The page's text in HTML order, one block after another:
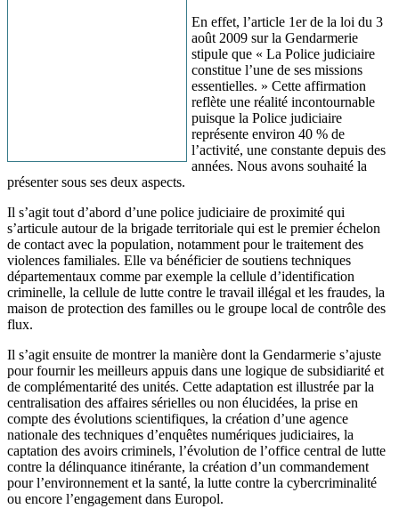
En effet, l’article 1er de la loi du 3
août 2009 sur la Gendarmerie
stipule que « La Police judiciaire
constitue l’une de ses missions
essentielles. » Cette affirmation
reflète une réalité incontournable
puisque la Police judiciaire
représente environ 40 % de
l’activité, une constante depuis des
années. Nous avons souhaité la
présenter sous ses deux aspects.
Il s’agit tout d’abord d’une police judiciaire de proximité qui
s’articule autour de la brigade territoriale qui est le premier échelon
de contact avec la population, notamment pour le traitement des
violences familiales. Elle va bénéficier de soutiens techniques
départementaux comme par exemple la cellule d’identification
criminelle, la cellule de lutte contre le travail illégal et les fraudes, la
maison de protection des familles ou le groupe local de contrôle des
flux.
Il s’agit ensuite de montrer la manière dont la Gendarmerie s’ajuste
pour fournir les meilleurs appuis dans une logique de subsidiarité et
de complémentarité des unités. Cette adaptation est illustrée par la
centralisation des affaires sérielles ou non élucidées, la prise en
compte des évolutions scientifiques, la création d’une agence
nationale des techniques d’enquêtes numériques judiciaires, la
captation des avoirs criminels, l’évolution de l’office central de lutte
contre la délinquance itinérante, la création d’un commandement
pour l’environnement et la santé, la lutte contre la cybercriminalité
ou encore l’engagement dans Europol.